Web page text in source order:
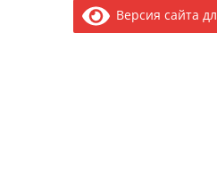
Версия сайта